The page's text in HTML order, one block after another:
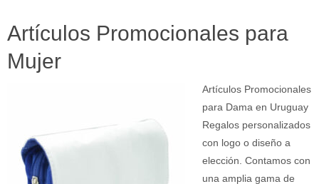
Artículos Promocionales para
Mujer
Artículos Promocionales
para Dama en Uruguay
Regalos personalizados
con logo o diseño a
elección. Contamos con
una amplia gama de